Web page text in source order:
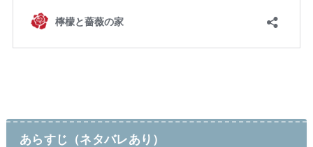
あらすじ（ネタバレあり）